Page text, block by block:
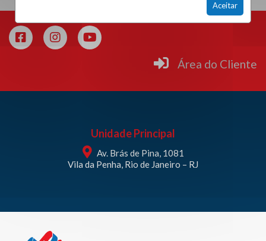
Aceitar
Área do Cliente
Unidade Principal
Av. Brás de Pina, 1081
Vila da Penha, Rio de Janeiro – RJ